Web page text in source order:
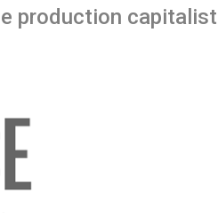
production